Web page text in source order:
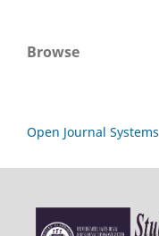
Browse
Open Journal Systems